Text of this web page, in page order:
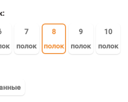
7
полок
8
полок
9
полок
10
полок